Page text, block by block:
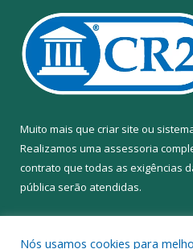
Muito mais que criar site ou
Realizamos uma assessoria
contrato que todas as exigências
pública serão atendidas.
Nós usamos cookies para